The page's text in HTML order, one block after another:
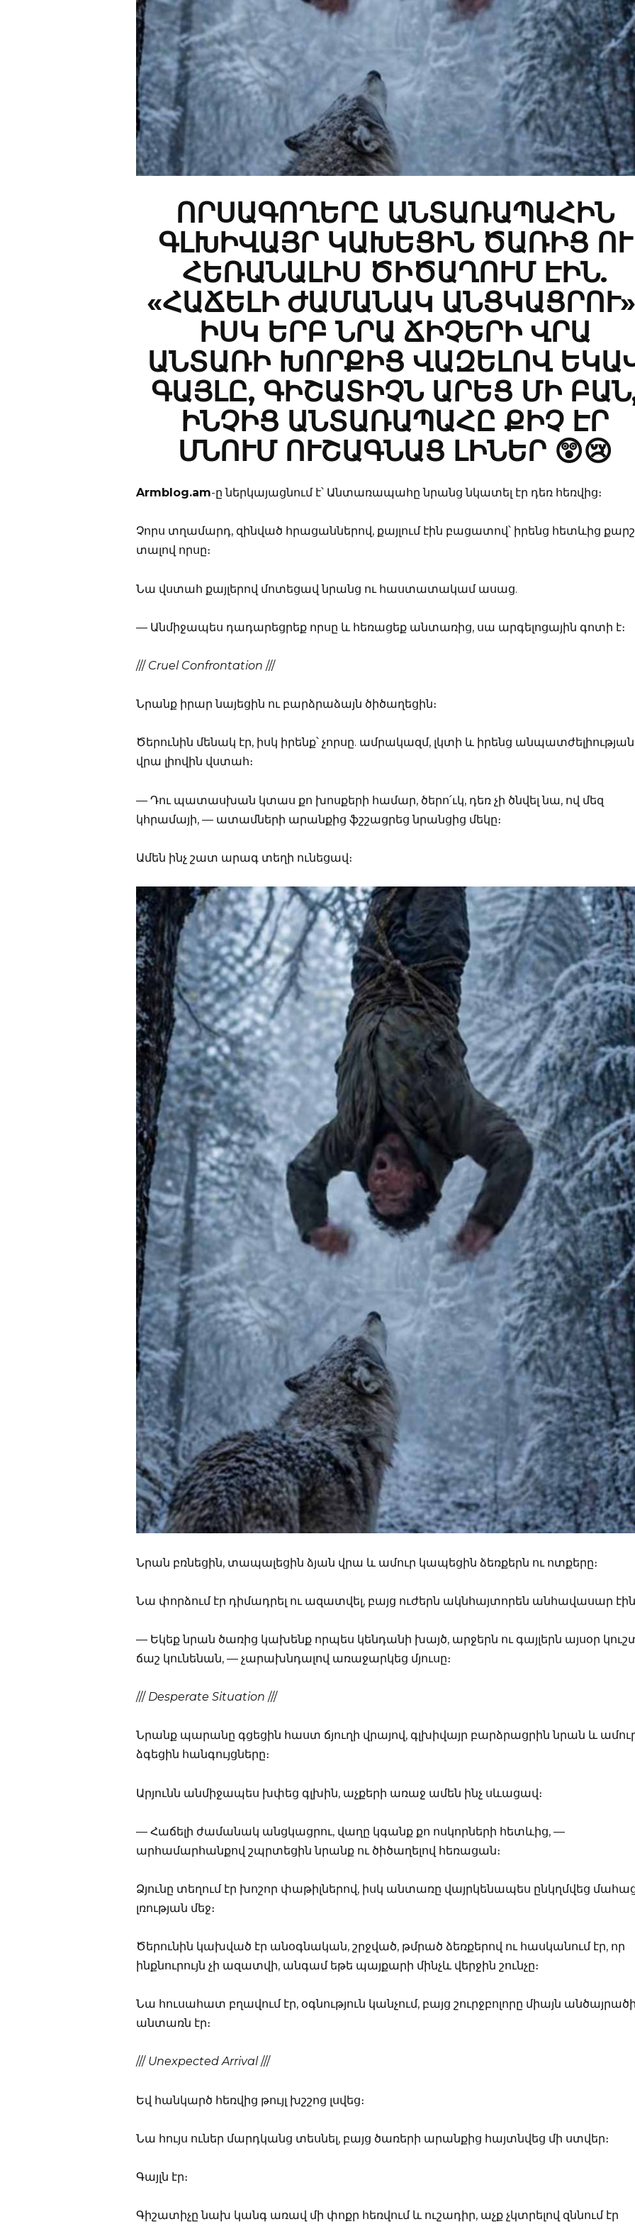
ՈՐՍԱԳՈՂԵՐԸ ԱՆՏԱՌԱՊԱՀԻՆ
ԳԼԽԻՎԱՅՐ ԿԱԽԵՑԻՆ ԾԱՌԻՑ ՈՒ
ՀԵՌԱՆԱԼԻՍ ԾԻԾԱՂՈՒՄ ԷԻՆ.
«ՀԱՃԵԼԻ ԺԱՄԱՆԱԿ
ԻՍԿ ԵՐԲ ՆՐԱ ՃԻՉԵՐԻ ՎՐԱ
ԱՆՏԱՌԻ ԽՈՐՔԻՑ ՎԱԶԵԼՈՎ
ԳԱՅԼԸ, ԳԻՇԱՏԻՉՆ ԱՐԵՑ ՄԻ
ԻՆՉԻՑ ԱՆՏԱՌԱՊԱՀԸ ՔԻՉ ԷՐ
ՄՆՈՒՄ ՈՒՇԱԳՆԱՑ ԼԻՆԵՐ 😲😢
Armblog.am-ը ներկայացնում է՝ Անտառապահը նրանց նկատել էր դեռ հեռվից։
Չորս տղամարդ, զինված հրացաններով, քայլում էին բացատով՝ իրենց հետևից քարշ
տալով որսը։
Նա վստահ քայլերով մոտեցավ նրանց ու հաստատակամ ասաց.
— Անմիջապես դադարեցրեք որսը և հեռացեք անտառից, սա արգելոցային գոտի է։
/// Cruel Confrontation ///
Նրանք իրար նայեցին ու բարձրաձայն ծիծաղեցին։
Ծերունին մենակ էր, իսկ իրենք՝ չորսը. ամրակազմ, լկտի և իրենց անպատժելիության
վրա լիովին վստահ։
— Դու պատասխան կտաս քո խոսքերի համար, ծերո՛ւկ, դեռ չի ծնվել նա, ով մեզ
կհրամայի, — ատամների արանքից ֆշշացրեց նրանցից մեկը։
Ամեն ինչ շատ արագ տեղի ունեցավ։
Նրան բռնեցին, տապալեցին ձյան վրա և ամուր կապեցին ձեռքերն ու ոտքերը։
Նա փորձում էր դիմադրել ու ազատվել, բայց ուժերն ակնհայտորեն անհավասար
— Եկեք նրան ծառից կախենք որպես կենդանի խայծ, արջերն ու գայլերն այսօր
ճաշ կունենան, — չարախնդալով առաջարկեց մյուսը։
/// Desperate Situation ///
Նրանք պարանը գցեցին հաստ ճյուղի վրայով, գլխիվայր բարձրացրին նրան և
ձգեցին հանգույցները։
Արյունն անմիջապես խփեց գլխին, աչքերի առաջ ամեն ինչ սևացավ։
— Հաճելի ժամանակ անցկացրու, վաղը կգանք քո ոսկորների հետևից, —
արհամարհանքով շպրտեցին նրանք ու ծիծաղելով հեռացան։
Ձյունը տեղում էր խոշոր փաթիլներով, իսկ անտառը վայրկենապես ընկղմվեց
լռության մեջ։
Ծերունին կախված էր անօգնական, շրջված, թմրած ձեռքերով ու հասկանում էր, որ
ինքնուրույն չի ազատվի, անգամ եթե պայքարի մինչև վերջին շունչը։
Նա հուսահատ բղավում էր, օգնություն կանչում, բայց շուրջբոլորը միայն
անտառն էր։
/// Unexpected Arrival ///
Եվ հանկարծ հեռվից թույլ խշշոց լսվեց։
Նա հույս ուներ մարդկանց տեսնել, բայց ծառերի արանքից հայտնվեց մի ստվեր։
Գայլն էր։
Գիշատիչը նախ կանգ առավ մի փոքր հեռվում և ուշադիր, աչք չկտրելով զննում էր